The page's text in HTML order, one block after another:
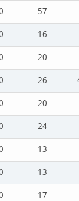
57
16
20
26
20
24
13
13
17